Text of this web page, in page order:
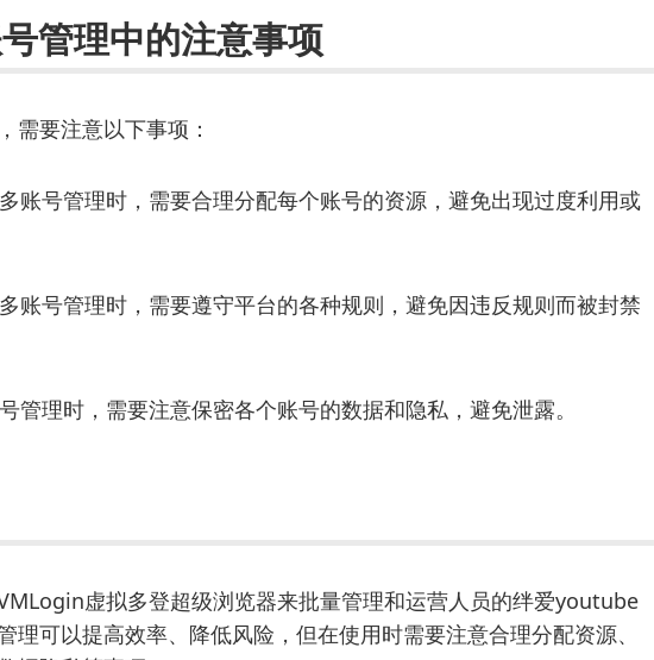
管理中的注意事项
需要注意以下事项：
账号管理时，需要合理分配每个账号的资源，避免出现过度利用或
账号管理时，需要遵守平台的各种规则，避免因违反规则而被封禁
管理时，需要注意保密各个账号的数据和隐私，避免泄露。
虚拟多登超级浏览器来批量管理和运营人员的绊爱youtube
理可以提高效率、降低风险，但在使用时需要注意合理分配资源、